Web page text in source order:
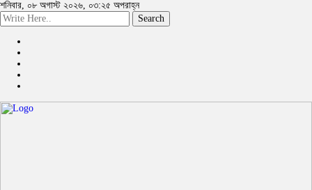
শনিবার, ০৮ অগাস্ট ২০২৬, ০৩:২৫ অপরাহ্ন
Search